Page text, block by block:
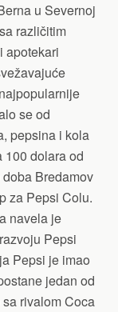
u Severnoj
različitim
apotekari
se od
pepsina i kola
100 dolara od
Bredamov
za Pepsi Colu.
navela je
Pepsi
Pepsi je imao
jedan od
rivalom Coca